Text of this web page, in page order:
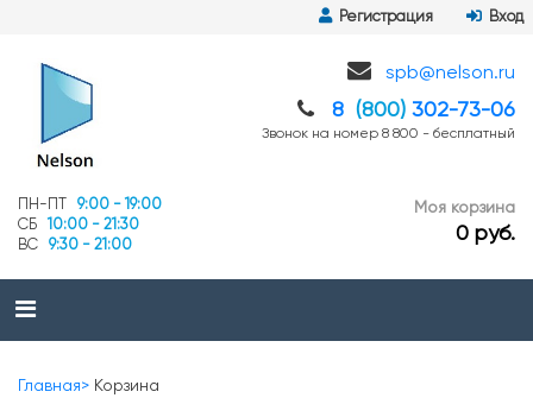
Регистрация Вход
spb@nelson.ru
8 (800) 302-73-06
Звонок на номер 8 800 - бесплатный
ПН-ПТ
9:00 - 19:00
СБ
10:00 - 21:30
ВС
9:30 - 21:00
Моя корзина
0 руб.
Главная Корзина